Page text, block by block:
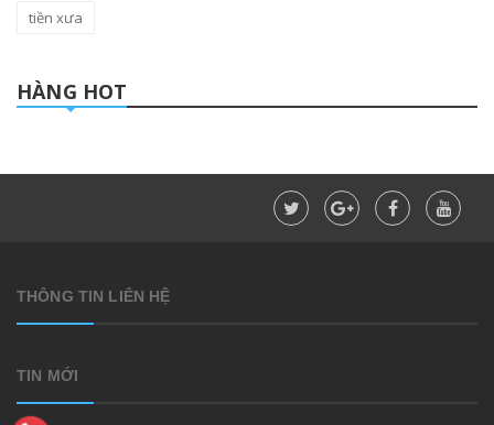
tiền xưa
HÀNG HOT
THÔNG TIN LIÊN HỆ
TIN MỚI